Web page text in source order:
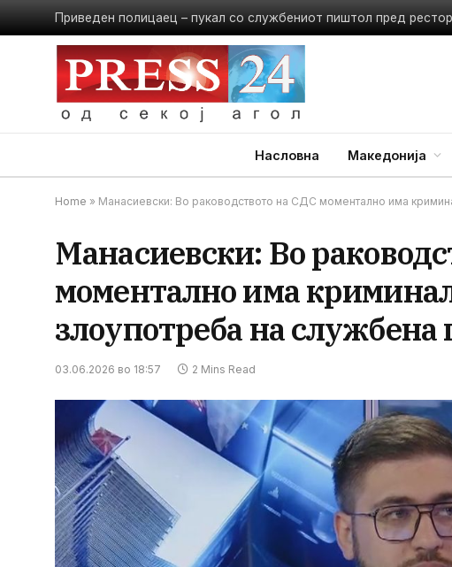
Приведен полицаец – пукал со службениот пиштол пред
Насловна Македонија
Home » Манасиевски: Во раководството на СДС моментално има
Манасиевски: Во
моментално има
злоупотреба на службена
03.06.2026 во 18:57 2 Mins Read